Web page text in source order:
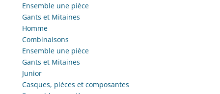
Ensemble une pièce
Gants et Mitaines
Homme
Combinaisons
Ensemble une pièce
Gants et Mitaines
Junior
Casques, pièces et composantes